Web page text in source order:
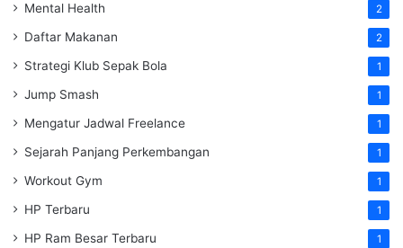
Mental Health 2
Daftar Makanan 2
Strategi Klub Sepak Bola 1
Jump Smash 1
Mengatur Jadwal Freelance 1
Sejarah Panjang Perkembangan 1
Workout Gym 1
HP Terbaru 1
HP Ram Besar Terbaru 1